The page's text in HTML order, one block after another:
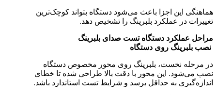
هماهنگی این اجزا باعث می‌شود دستگاه بتواند کوچک‌ترین
تغییرات در عملکرد بلبرینگ را تشخیص دهد.
مراحل عملکرد دستگاه تست صدای بلبرینگ
نصب بلبرینگ روی دستگاه
در مرحله نخست، بلبرینگ روی محور مخصوص دستگاه
نصب می‌شود. این محور با دقت بالا طراحی شده تا خطای
اندازه‌گیری به حداقل برسد و شرایط تست استاندارد باشد.